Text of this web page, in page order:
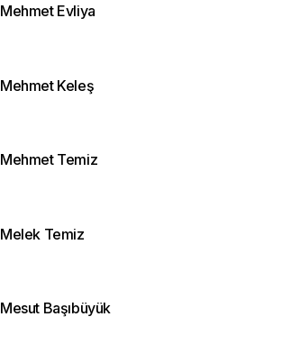
Mehmet Evliya
Mehmet Keleş
Mehmet Temiz
Melek Temiz
Mesut Başıbüyük